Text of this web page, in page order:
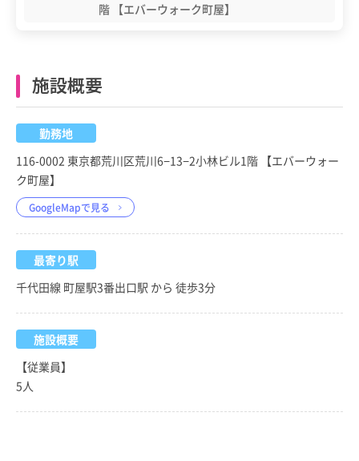
階 【エバーウォーク町屋】
施設概要
勤務地
116-0002 東京都荒川区荒川6−13−2小林ビル1階 【エバーウォー
ク町屋】
GoogleMapで見る
最寄り駅
千代田線 町屋駅3番出口駅 から 徒歩3分
施設概要
【従業員】
5人